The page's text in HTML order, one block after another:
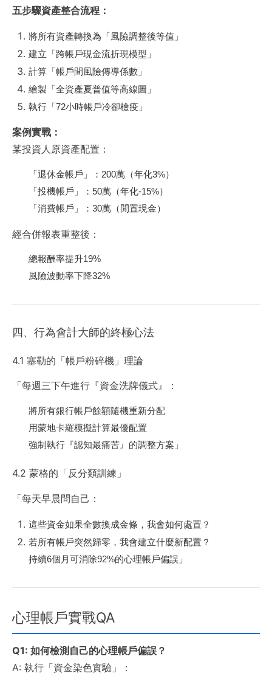
五步驟資產整合流程：
將所有資產轉換為「風險調整後等值」
建立「跨帳戶現金流折現模型」
計算「帳戶間風險傳導係數」
繪製「全資產夏普值等高線圖」
執行「72小時帳戶冷卻檢疫」
案例實戰：
某投資人原資產配置：
「退休金帳戶」：200萬（年化3%）
「投機帳戶」：50萬（年化-15%）
「消費帳戶」：30萬（閒置現金）
經合併報表重整後：
總報酬率提升19%
風險波動率下降32%
四、行為會計大師的終極心法
4.1 塞勒的「帳戶粉碎機」理論
「每週三下午進行『資金洗牌儀式』：
將所有銀行帳戶餘額隨機重新分配
用蒙地卡羅模擬計算最優配置
強制執行『認知最痛苦』的調整方案」
4.2 蒙格的「反分類訓練」
「每天早晨問自己：
這些資金如果全數換成金條，我會如何處置？
若所有帳戶突然歸零，我會建立什麼新配置？
持續6個月可消除92%的心理帳戶偏誤」
心理帳戶實戰QA
Q1: 如何檢測自己的心理帳戶偏誤？
A: 執行「資金染色實驗」：